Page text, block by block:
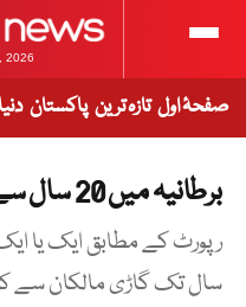
2026
صفحۂ اول تازہ ترین پاکستان دنیا
برطانیہ میں 20 سال سے پارکنگ کا فراڈ
سال تک گاڑی مالکان سے